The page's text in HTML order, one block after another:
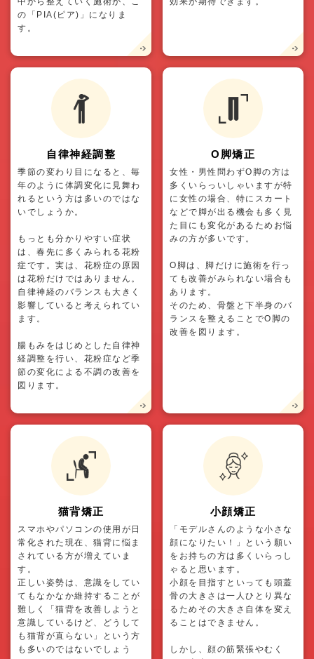
の「PIA(ピア)」になりま
す。
自律神経調整
季節の変わり目になると、毎
年のように体調変化に見舞わ
れるという方は多いのではな
いでしょうか。
もっとも分かりやすい症状
は、春先に多くみられる花粉
症です。実は、花粉症の原因
は花粉だけではありません。
自律神経のバランスも大きく
影響していると考えられてい
ます。
腸もみをはじめとした自律神
経調整を行い、花粉症など季
節の変化による不調の改善を
図ります。
O脚矯正
女性・男性問わずO脚の方は
多くいらっいしゃいますが特
に女性の場合、特にスカート
などで脚が出る機会も多く見
た目にも変化があるためお悩
みの方が多いです。
O脚は、脚だけに施術を行っ
ても改善がみられない場合も
あります。
そのため、骨盤と下半身のバ
ランスを整えることでO脚の
改善を図ります。
猫背矯正
スマホやパソコンの使用が日
常化された現在、猫背に悩ま
されている方が増えていま
す。
正しい姿勢は、意識をしてい
てもなかなか維持することが
難しく「猫背を改善しようと
意識しているけど、どうして
も猫背が直らない」という方
も多いのではないでしょう
小顔矯正
「モデルさんのような小さな
顔になりたい！」という願い
をお持ちの方は多くいらっし
ゃると思います。
小顔を目指すといっても頭蓋
骨の大きさは一人ひとり異な
るためその大きさ自体を変え
ることはできません。
しかし、顔の筋緊張やむく